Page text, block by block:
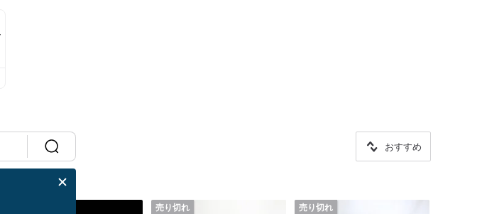
おすすめ
売り切れ 売り切れ